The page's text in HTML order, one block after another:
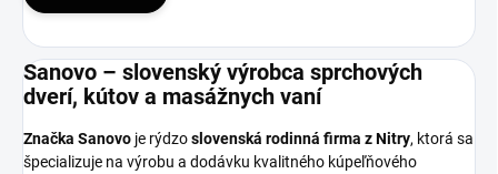
Sanovo – slovenský výrobca sprchových
dverí, kútov a masážnych vaní
Značka Sanovo je rýdzoslovenská rodinná firma z Nitry, ktorá sa
špecializuje na výrobu a dodávku kvalitného kúpeľňového